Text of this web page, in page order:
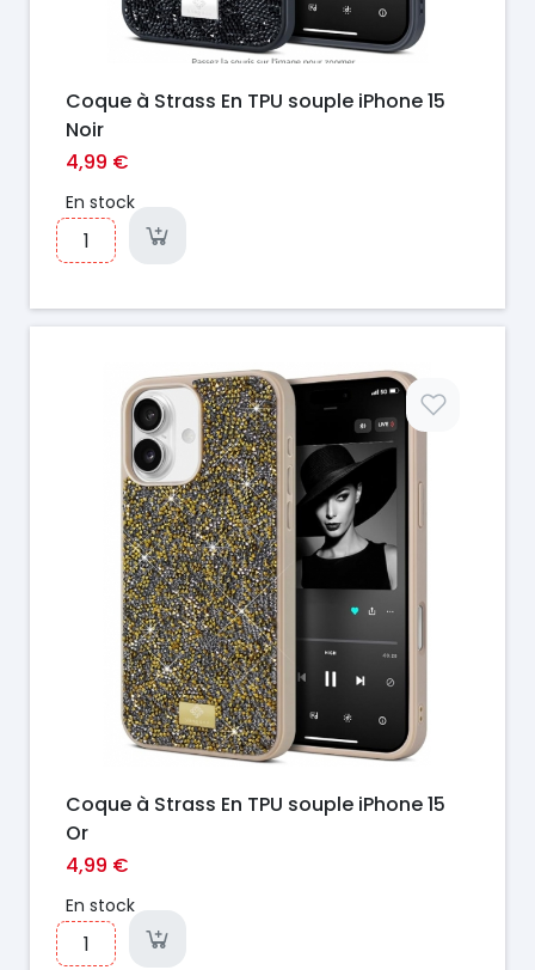
Coque à Strass En TPU souple iPhone 15
Noir
4,99 €
En stock
Coque à Strass En TPU souple iPhone 15
Or
4,99 €
En stock